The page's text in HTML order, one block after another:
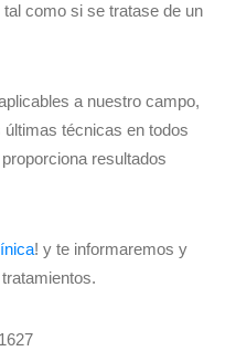
como si se tratase de un
a nuestro campo,
técnicas en todos
resultados
! y te informaremos y